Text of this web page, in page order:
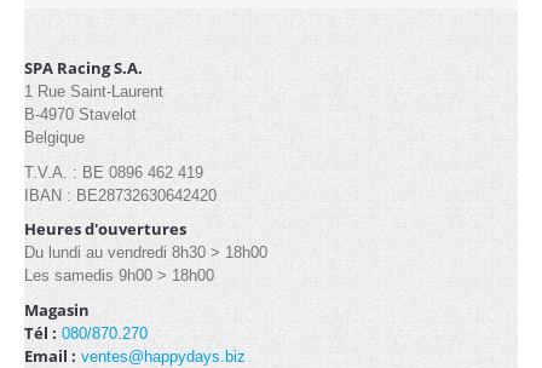
SPA Racing S.A.
1 Rue Saint-Laurent
B-4970 Stavelot
Belgique
T.V.A. : BE 0896 462 419
IBAN : BE28732630642420
Heures d'ouvertures
Du lundi au vendredi 8h30 > 18h00
Les samedis 9h00 > 18h00
Magasin
Tél : 080/870.270
Email : ventes@happydays.biz